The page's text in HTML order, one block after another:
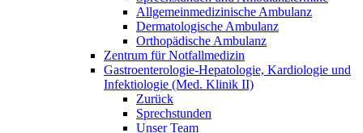
Allgemeinmedizinische Ambulanz
Dermatologische Ambulanz
Orthopädische Ambulanz
Zentrum für Notfallmedizin
Gastroenterologie-Hepatologie, Kardiologie und
Infektiologie (Med. Klinik II)
Zurück
Sprechstunden
Unser Team